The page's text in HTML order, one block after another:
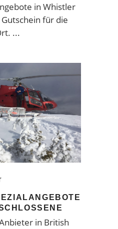
in Whistler
für die
in British